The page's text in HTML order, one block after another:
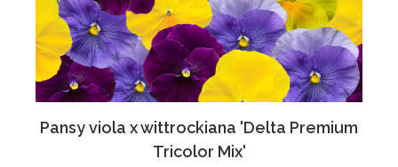
Pansy viola x wittrockiana 'Delta Premium
Tricolor Mix'